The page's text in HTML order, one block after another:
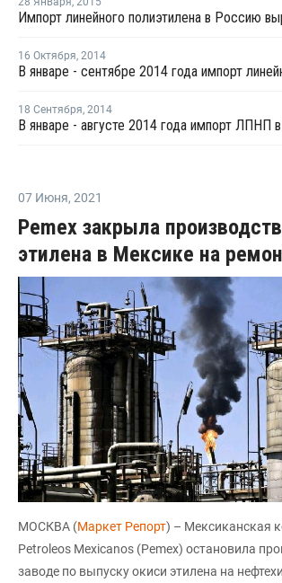
16 Октября, 2014
18 Сентября, 2014
07 Июня, 2021
Pemex закрыла
этилена в Мексике на
МОСКВА (Маркет Репорт) – Мексиканская
Petroleos Mexicanos (Pemex) остановила
заводе по выпуску окиси этилена на